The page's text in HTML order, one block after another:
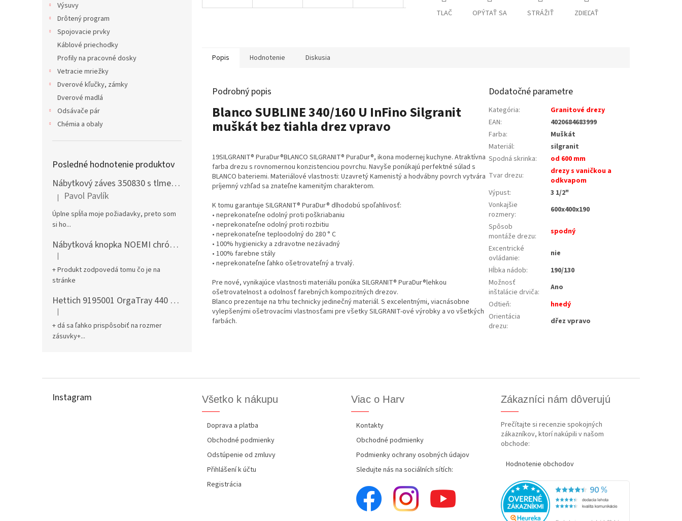
Výsuvy
Drôtený program
Spojovacie prvky
Káblové priechodky
Profily na pracovné dosky
Vetracie mriežky
Dverové kľučky, zámky
Dverové madlá
Odsávače pár
Chémia a obaly
Posledné hodnotenie produktov
Nábytkový záves 350830 s tlmením naložený + podložka H0 na vrut
Hodnotenie produktu je 5 z 5 hviezdičiek.
| Pavol Pavlík
Úplne spĺňa moje požiadavky, preto som
si ho...
Nábytková knopka NOEMI chróm satén
Hodnotenie produktu je 5 z 5 hviezdičiek.
|
+ Produkt zodpovedá tomu čo je na
stránke
Hettich 9195001 OrgaTray 440 701-800/441-520 mm antracit
Hodnotenie produktu je 5 z 5 hviezdičiek.
|
+ dá sa ľahko prispôsobiť na rozmer
zásuvky+...
TLAČ OPÝTAŤ SA STRÁŽIŤ ZDIEĽAŤ
Popis Hodnotenie Diskusia
Podrobný popis
Blanco SUBLINE 340/160 U InFino Silgranit
muškát bez tiahla drez vpravo
19SILGRANIT® PuraDur®BLANCO SILGRANIT® PuraDur®, ikona modernej kuchyne. Atraktívna
farba drezu s rovnomernou konzistenciou povrchu. Navyše ponúkajú perfektné súlad s
BLANCO bateriemi. Materiálové vlastnosti: Uzavretý Kamenistý a hodvábny povrch vytvára
príjemný vzhľad sa znateľne kamenitým charakterom.
K tomu garantuje SILGRANIT® PuraDur® dlhodobú spoľahlivosť:
• neprekonateľne odolný proti poškriabaniu
• neprekonateľne odolný proti rozbitiu
• neprekonateľne teploodolný do 280 ° C
• 100% hygienicky a zdravotne nezávadný
• 100% farebne stály
• neprekonateľne ľahko ošetrovateľný a trvalý.
Pre nové, vynikajúce vlastnosti materiálu ponúka SILGRANIT® PuraDur®lehkou
ošetrovatelnost a odolnosť farebných kompozitných drezov.
Blanco prezentuje na trhu technicky jedinečný materiál. S excelentnými, viacnásobne
vylepšenými ošetrovacími vlastnosťami pre všetky SILGRANIT-ové výrobky a vo všetkých
farbách.
Dodatočné parametre
Kategória:
Granitové drezy
EAN:
4020684683999
Farba:
Muškát
Materiál:
silgranit
Spodná skrinka:
od 600 mm
Tvar drezu:
drezy s vaničkou a
odkvapom
Výpust:
3 1/2"
Vonkajšie
rozmery:
600x400x190
Spôsob
montáže drezu:
spodný
Excentrické
ovládanie:
nie
Hĺbka nádob:
190/130
Možnosť
inštalácie drviča:
Ano
Odtieň:
hnedý
Orientácia
drezu: dřez vpravo
Instagram Všetko k nákupu
Doprava a platba
Obchodné podmienky
Odstúpenie od zmluvy
Přihlášení k účtu
Registrácia
Viac o Harv
Kontakty
Obchodné podmienky
Podmienky ochrany osobných údajov
Sledujte nás na sociálních sítích:
Zákazníci nám dôverujú
Prečítajte si recenzie spokojných
zákazníkov, ktorí nakúpili v našom
obchode:
Hodnotenie obchodov